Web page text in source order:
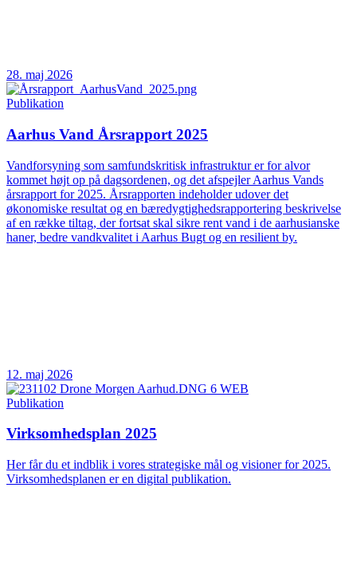
28. maj 2026
Publikation
Aarhus Vand Årsrapport 2025
Vandforsyning som samfundskritisk infrastruktur er for alvor
kommet højt op på dagsordenen, og det afspejler Aarhus Vands
årsrapport for 2025. Årsrapporten indeholder udover det
økonomiske resultat og en bæredygtighedsrapportering beskrivelse
af en række tiltag, der fortsat skal sikre rent vand i de aarhusianske
haner, bedre vandkvalitet i Aarhus Bugt og en resilient by.
12. maj 2026
Publikation
Virksomhedsplan 2025
Her får du et indblik i vores strategiske mål og visioner for 2025.
Virksomhedsplanen er en digital publikation.